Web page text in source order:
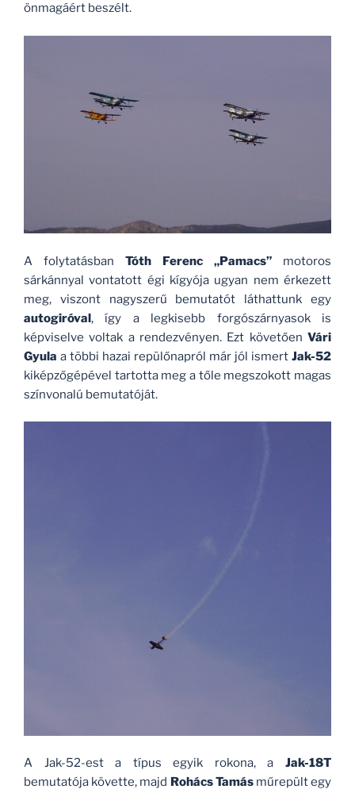
önmagáért beszélt.
A folytatásban Tóth Ferenc „Pamacs” motoros
sárkánnyal vontatott égi kígyója ugyan nem érkezett
meg, viszont nagyszerű bemutatót láthattunk egy
autogiróval, így a legkisebb forgószárnyasok is
képviselve voltak a rendezvényen. Ezt követően Vári
Gyula a többi hazai repülőnapról már jól ismert Jak-52
kiképzőgépével tartotta meg a tőle megszokott magas
színvonalú bemutatóját.
A Jak-52-est a típus egyik rokona, a Jak-18T
bemutatója követte, majd Rohács Tamásműrepült egy